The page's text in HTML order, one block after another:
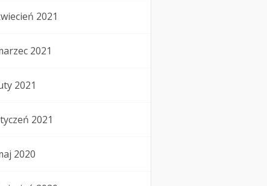
2021
2021
2021
2021
2020